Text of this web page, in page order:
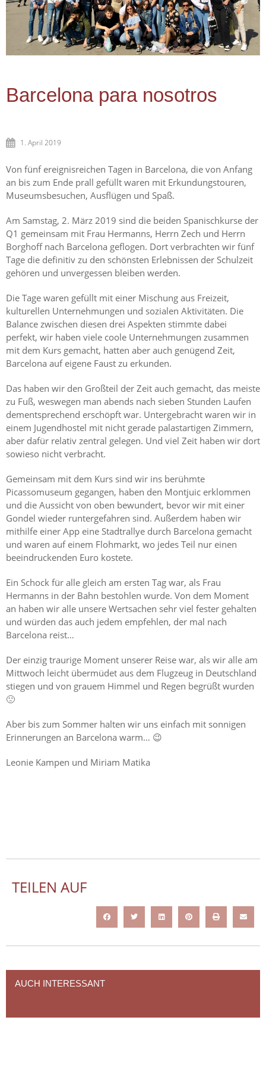
Barcelona para nosotros
1. April 2019
Von fünf ereignisreichen Tagen in Barcelona, die von Anfang
an bis zum Ende prall gefüllt waren mit Erkundungstouren,
Museumsbesuchen, Ausflügen und Spaß.
Am Samstag, 2. März 2019 sind die beiden Spanischkurse der
Q1 gemeinsam mit Frau Hermanns, Herrn Zech und Herrn
Borghoff nach Barcelona geflogen. Dort verbrachten wir fünf
Tage die definitiv zu den schönsten Erlebnissen der Schulzeit
gehören und unvergessen bleiben werden.
Die Tage waren gefüllt mit einer Mischung aus Freizeit,
kulturellen Unternehmungen und sozialen Aktivitäten. Die
Balance zwischen diesen drei Aspekten stimmte dabei
perfekt, wir haben viele coole Unternehmungen zusammen
mit dem Kurs gemacht, hatten aber auch genügend Zeit,
Barcelona auf eigene Faust zu erkunden.
Das haben wir den Großteil der Zeit auch gemacht, das meiste
zu Fuß, weswegen man abends nach sieben Stunden Laufen
dementsprechend erschöpft war. Untergebracht waren wir in
einem Jugendhostel mit nicht gerade palastartigen Zimmern,
aber dafür relativ zentral gelegen. Und viel Zeit haben wir dort
sowieso nicht verbracht.
Gemeinsam mit dem Kurs sind wir ins berühmte
Picassomuseum gegangen, haben den Montjuic erklommen
und die Aussicht von oben bewundert, bevor wir mit einer
Gondel wieder runtergefahren sind. Außerdem haben wir
mithilfe einer App eine Stadtrallye durch Barcelona gemacht
und waren auf einem Flohmarkt, wo jedes Teil nur einen
beeindruckenden Euro kostete.
Ein Schock für alle gleich am ersten Tag war, als Frau
Hermanns in der Bahn bestohlen wurde. Von dem Moment
an haben wir alle unsere Wertsachen sehr viel fester gehalten
und würden das auch jedem empfehlen, der mal nach
Barcelona reist…
Der einzig traurige Moment unserer Reise war, als wir alle am
Mittwoch leicht übermüdet aus dem Flugzeug in Deutschland
stiegen und von grauem Himmel und Regen begrüßt wurden
🙁
Aber bis zum Sommer halten wir uns einfach mit sonnigen
Erinnerungen an Barcelona warm… 😉
Leonie Kampen und Miriam Matika
TEILEN AUF
AUCH INTERESSANT